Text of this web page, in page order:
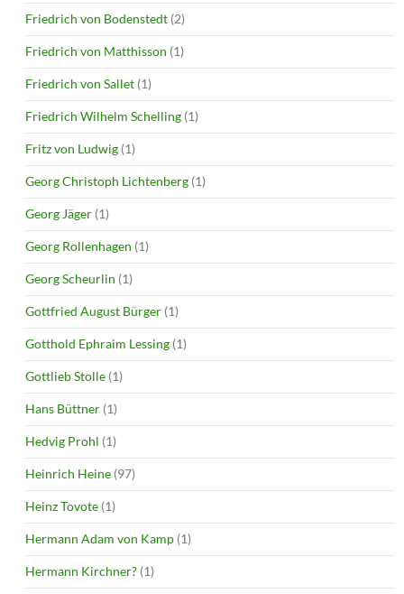
Friedrich von Bodenstedt (2)
Friedrich von Matthisson (1)
Friedrich von Sallet (1)
Friedrich Wilhelm Schelling (1)
Fritz von Ludwig (1)
Georg Christoph Lichtenberg (1)
Georg Jäger (1)
Georg Rollenhagen (1)
Georg Scheurlin (1)
Gottfried August Bürger (1)
Gotthold Ephraim Lessing (1)
Gottlieb Stolle (1)
Hans Büttner (1)
Hedvig Prohl (1)
Heinrich Heine (97)
Heinz Tovote (1)
Hermann Adam von Kamp (1)
Hermann Kirchner? (1)